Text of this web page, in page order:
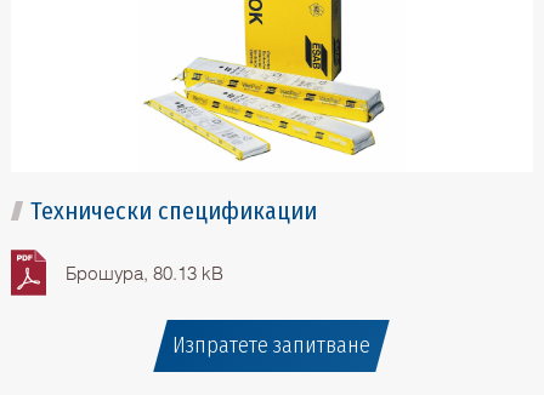
Технически спецификации
Брошура, 80.13 kB
Изпратете запитване